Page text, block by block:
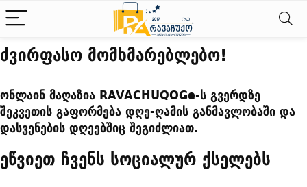
ძვირფასო მომხმარებლებო!
ონლაინ მაღაზია RAVACHUQOGe-ს გვერდზე
შეკვეთის გაფორმება დღე-ღამის განმავლობაში და
დასვენების დღეებშიც შეგიძლიათ.
ეწვიეთ ჩვენს სოციალურ ქსელებს